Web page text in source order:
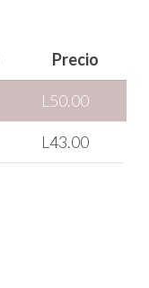
Precio
L 50.00
L 43.00